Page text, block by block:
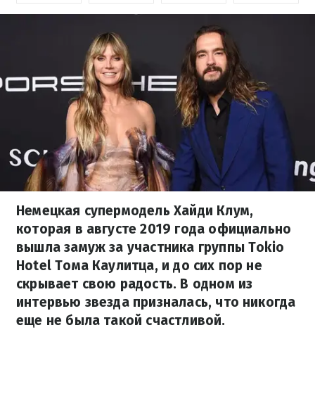
Немецкая супермодель Хайди Клум,
которая в августе 2019 года официально
вышла замуж за участника группы Tokio
Hotel Тома Каулитца, и до сих пор не
скрывает свою радость. В одном из
интервью звезда призналась, что никогда
еще не была такой счастливой.